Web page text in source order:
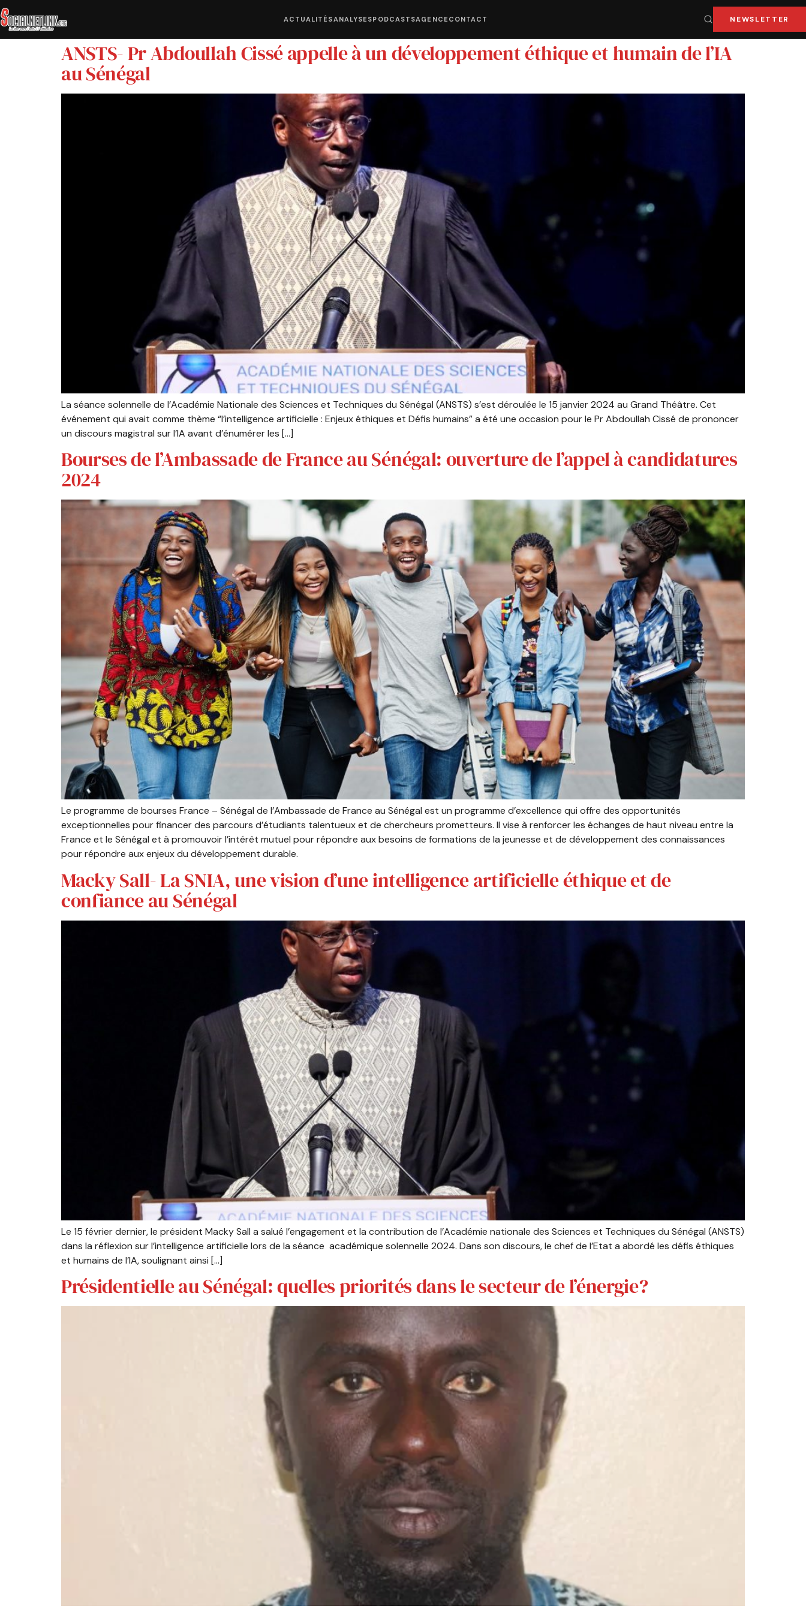
ACTUALITÉSANALYSESPODCASTSAGENCE CONTACT NEWSLETTER
ANSTS- Pr Abdoullah Cissé appelle à un développement éthique et humain de l’IA
au Sénégal
La séance solennelle de l’Académie Nationale des Sciences et Techniques du Sénégal (ANSTS) s’est déroulée le 15 janvier 2024 au Grand Théâtre. Cet
événement qui avait comme thème “l’intelligence artificielle : Enjeux éthiques et Défis humains” a été une occasion pour le Pr Abdoullah Cissé de prononcer
un discours magistral sur l’IA avant d’énumérer les […]
Bourses de l’Ambassade de France au Sénégal: ouverture de l’appel à candidatures
2024
Le programme de bourses France – Sénégal de l’Ambassade de France au Sénégal est un programme d’excellence qui offre des opportunités
exceptionnelles pour financer des parcours d’étudiants talentueux et de chercheurs prometteurs. Il vise à renforcer les échanges de haut niveau entre la
France et le Sénégal et à promouvoir l’intérêt mutuel pour répondre aux besoins de formations de la jeunesse et de développement des connaissances
pour répondre aux enjeux du développement durable.
Macky Sall- La SNIA, une vision d’une intelligence artificielle éthique et de
confiance au Sénégal
Le 15 février dernier, le président Macky Sall a salué l’engagement et la contribution de l’Académie nationale des Sciences et Techniques du Sénégal (ANSTS)
dans la réflexion sur l’intelligence artificielle lors de la séance académique solennelle 2024. Dans son discours, le chef de l’Etat a abordé les défis éthiques
et humains de l’IA, soulignant ainsi […]
Présidentielle au Sénégal: quelles priorités dans le secteur de l’énergie?